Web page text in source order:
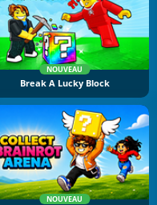
NOUVEAU
Break A Lucky Block
NOUVEAU